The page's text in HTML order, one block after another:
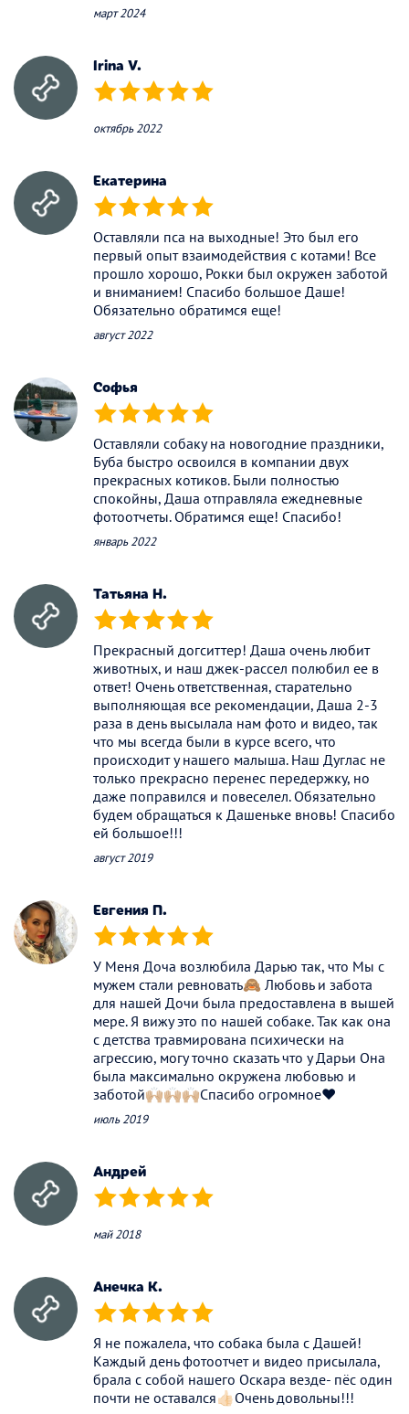
март 2024
Irina V.
(*) (*) (*) (*) (*)
октябрь 2022
Екатерина
(*) (*) (*) (*) (*)
Оставляли пса на выходные! Это был его
первый опыт взаимодействия с котами! Все
прошло хорошо, Рокки был окружен заботой
и вниманием! Спасибо большое Даше!
Обязательно обратимся еще!
август 2022
Софья
(*) (*) (*) (*) (*)
Оставляли собаку на новогодние праздники,
Буба быстро освоился в компании двух
прекрасных котиков. Были полностью
спокойны, Даша отправляла ежедневные
фотоотчеты. Обратимся еще! Спасибо!
январь 2022
Татьяна Н.
(*) (*) (*) (*) (*)
Прекрасный догситтер! Даша очень любит
животных, и наш джек-рассел полюбил ее в
ответ! Очень ответственная, старательно
выполняющая все рекомендации, Даша 2-3
раза в день высылала нам фото и видео, так
что мы всегда были в курсе всего, что
происходит у нашего малыша. Наш Дуглас не
только прекрасно перенес передержку, но
даже поправился и повеселел. Обязательно
будем обращаться к Дашеньке вновь! Спасибо
ей большое!!!
август 2019
Евгения П.
(*) (*) (*) (*) (*)
У Меня Доча возлюбила Дарью так, что Мы с
мужем стали ревновать🙈 Любовь и забота
для нашей Дочи была предоставлена в вышей
мере. Я вижу это по нашей собаке. Так как она
с детства травмирована психически на
агрессию, могу точно сказать что у Дарьи Она
была максимально окружена любовью и
заботой🙌🏼🙌🏼🙌🏼Спасибо огромное❤️
июль 2019
Андрей
(*) (*) (*) (*) (*)
май 2018
Анечка К.
(*) (*) (*) (*) (*)
Я не пожалела, что собака была с Дашей!
Каждый день фотоотчет и видео присылала,
брала с собой нашего Оскара везде- пёс один
почти не оставался👍🏻Очень довольны!!!